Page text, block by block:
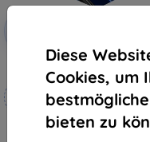
Diese
Cookies, um
bieten zu
3mk Hammer
Maßgeschneidert
hergestellt
19,90 €